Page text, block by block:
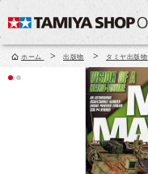
ホーム > 出版物 > タミヤ出版物